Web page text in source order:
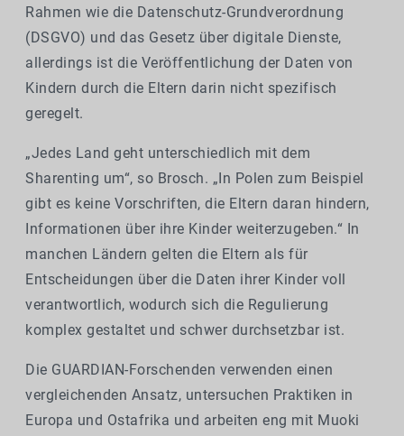
Rahmen wie die Datenschutz-Grundverordnung
(DSGVO) und das Gesetz über digitale Dienste,
allerdings ist die Veröffentlichung der Daten von
Kindern durch die Eltern darin nicht spezifisch
geregelt.
„Jedes Land geht unterschiedlich mit dem
Sharenting um“, so Brosch. „In Polen zum Beispiel
gibt es keine Vorschriften, die Eltern daran hindern,
Informationen über ihre Kinder weiterzugeben.“ In
manchen Ländern gelten die Eltern als für
Entscheidungen über die Daten ihrer Kinder voll
verantwortlich, wodurch sich die Regulierung
komplex gestaltet und schwer durchsetzbar ist.
Die GUARDIAN-Forschenden verwenden einen
vergleichenden Ansatz, untersuchen Praktiken in
Europa und Ostafrika und arbeiten eng mit Muoki